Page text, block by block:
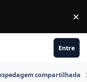
×
Entre
compartilhada